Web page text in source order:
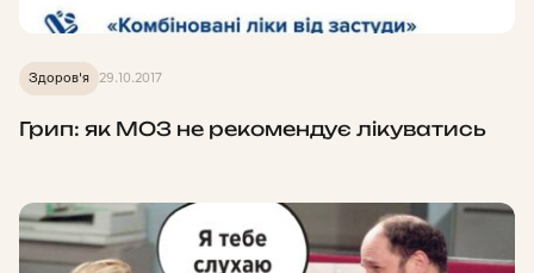
Здоров'я 29.10.2017
Грип: як МОЗ не рекомендує лікуватись